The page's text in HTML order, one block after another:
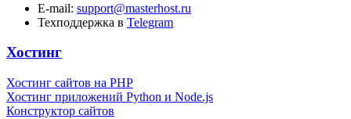
E-mail: support@masterhost.ru
Техподдержка в Telegram
Хостинг
Хостинг сайтов на PHP
Хостинг приложений Python и Node.js
Конструктор сайтов